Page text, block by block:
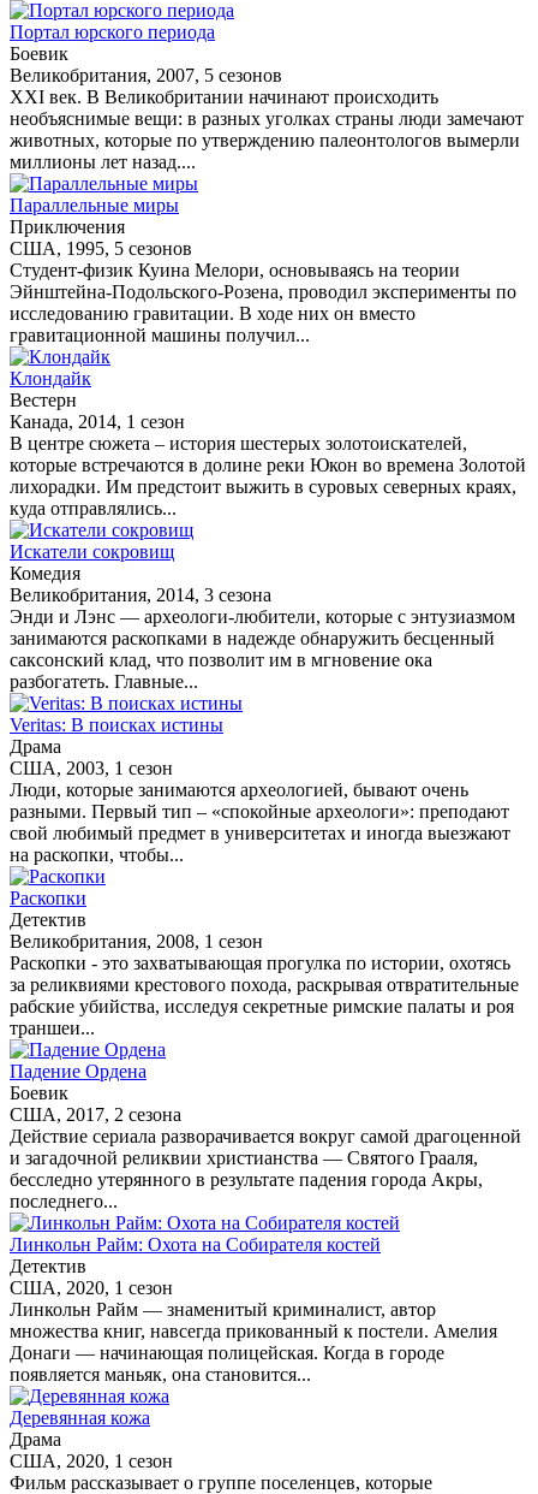
Портал юрского периода
Боевик
Великобритания, 2007, 5 сезонов
XXI век. В Великобритании начинают происходить
необъяснимые вещи: в разных уголках страны люди замечают
животных, которые по утверждению палеонтологов вымерли
миллионы лет назад....
Параллельные миры
Приключения
США, 1995, 5 сезонов
Студент-физик Куина Мелори, основываясь на теории
Эйнштейна-Подольского-Розена, проводил эксперименты по
исследованию гравитации. В ходе них он вместо
гравитационной машины получил...
Клондайк
Вестерн
Канада, 2014, 1 сезон
В центре сюжета – история шестерых золотоискателей,
которые встречаются в долине реки Юкон во времена Золотой
лихорадки. Им предстоит выжить в суровых северных краях,
куда отправлялись...
Искатели сокровищ
Комедия
Великобритания, 2014, 3 сезона
Энди и Лэнс — археологи-любители, которые с энтузиазмом
занимаются раскопками в надежде обнаружить бесценный
саксонский клад, что позволит им в мгновение ока
разбогатеть. Главные...
Veritas: В поисках истины
Драма
США, 2003, 1 сезон
Люди, которые занимаются археологией, бывают очень
разными. Первый тип – «спокойные археологи»: преподают
свой любимый предмет в университетах и иногда выезжают
на раскопки, чтобы...
Раскопки
Детектив
Великобритания, 2008, 1 сезон
Раскопки - это захватывающая прогулка по истории, охотясь
за реликвиями крестового похода, раскрывая отвратительные
рабские убийства, исследуя секретные римские палаты и роя
траншеи...
Падение Ордена
Боевик
США, 2017, 2 сезона
Действие сериала разворачивается вокруг самой драгоценной
и загадочной реликвии христианства — Святого Грааля,
бесследно утерянного в результате падения города Акры,
последнего...
Линкольн Райм: Охота на Собирателя костей
Детектив
США, 2020, 1 сезон
Линкольн Райм — знаменитый криминалист, автор
множества книг, навсегда прикованный к постели. Амелия
Донаги — начинающая полицейская. Когда в городе
появляется маньяк, она становится...
Деревянная кожа
Драма
США, 2020, 1 сезон
Фильм рассказывает о группе поселенцев, которые